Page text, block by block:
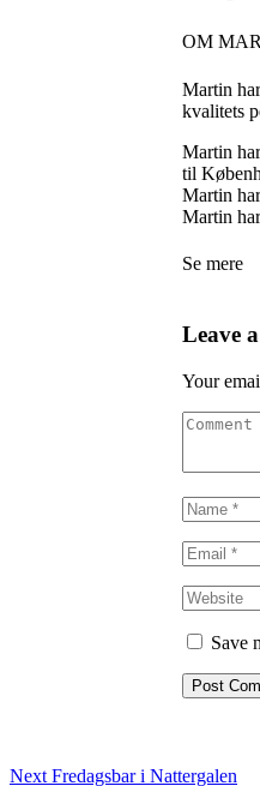
OM
Martin
kvalitets
Martin
til
Martin
Martin
Se mere
Leave
Your
Save
Next Fredagsbar i Nattergalen